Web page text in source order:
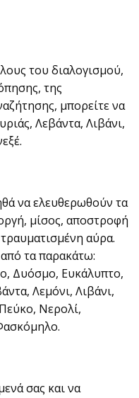
του διαλογισμού,
της
μπορείτε να
Λεβάντα, Λιβάνι,
να ελευθερωθούν τα
μίσος, αποστροφή
αύρα.
τα παρακάτω:
Δυόσμο, Ευκάλυπτο,
Λεμόνι, Λιβάνι,
Νερολί,
σας και να